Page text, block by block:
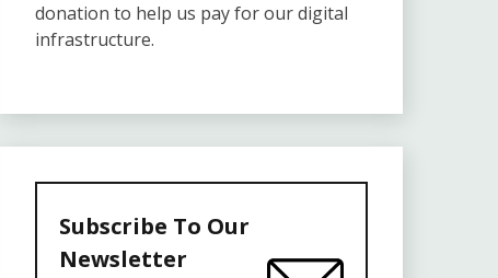
donation to help us pay for our digital
infrastructure.
Subscribe To Our
Newsletter